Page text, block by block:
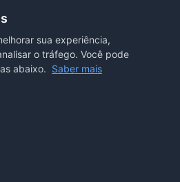
sua experiência,
o tráfego. Você pode
abaixo. Saber mais